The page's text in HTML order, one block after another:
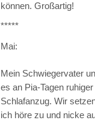
können. Großartig!
*****
Mai:
Mein Schwiegervater
es an Pia-Tagen
Schlafanzug. Wir
ich höre zu und nicke